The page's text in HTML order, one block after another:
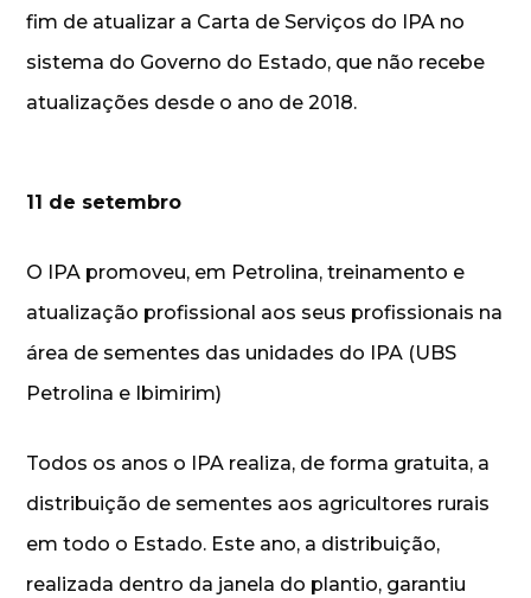
fim de atualizar a Carta de Serviços do IPA no
sistema do Governo do Estado, que não recebe
atualizações desde o ano de 2018.
11 de setembro
O IPA promoveu, em Petrolina, treinamento e
atualização profissional aos seus profissionais na
área de sementes das unidades do IPA (UBS
Petrolina e Ibimirim)
Todos os anos o IPA realiza, de forma gratuita, a
distribuição de sementes aos agricultores rurais
em todo o Estado. Este ano, a distribuição,
realizada dentro da janela do plantio, garantiu